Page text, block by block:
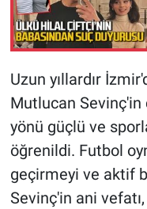
Uzun yıllardır
Mutlucan Sevinç'in
yönü güçlü ve
öğrenildi. Futbol
geçirmeyi ve aktif
Sevinç'in ani